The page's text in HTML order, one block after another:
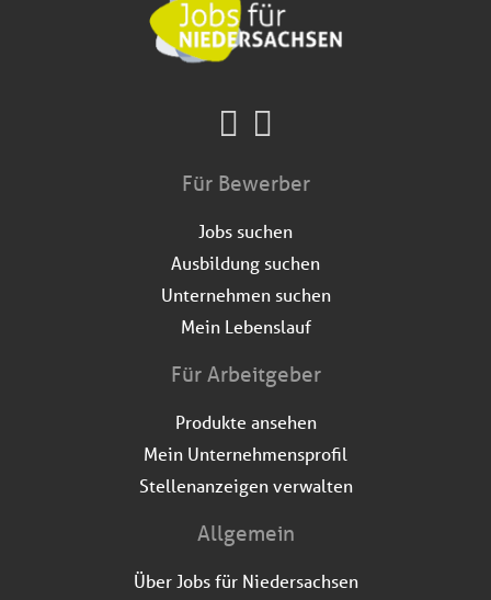
Für Bewerber
Jobs suchen
Ausbildung suchen
Unternehmen suchen
Mein Lebenslauf
Für Arbeitgeber
Produkte ansehen
Mein Unternehmensprofil
Stellenanzeigen verwalten
Allgemein
Über Jobs für Niedersachsen